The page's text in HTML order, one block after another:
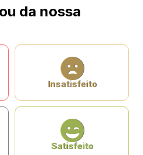
da nossa
Insatisfeito
Satisfeito